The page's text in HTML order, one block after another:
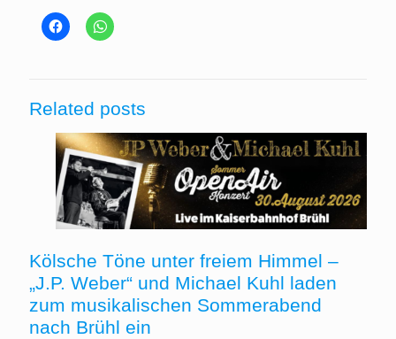
Related posts
Kölsche Töne unter freiem Himmel –
„J.P. Weber“ und Michael Kuhl laden
zum musikalischen Sommerabend
nach Brühl ein